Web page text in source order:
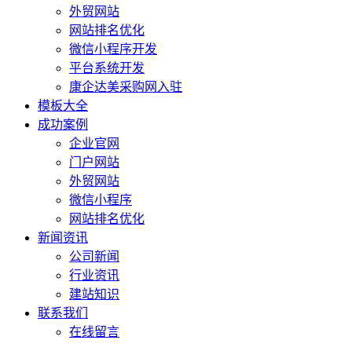
外贸网站
网站排名优化
微信小程序开发
平台系统开发
康企达美采购网入驻
模板大全
成功案例
企业官网
门户网站
外贸网站
微信小程序
网站排名优化
新闻资讯
公司新闻
行业资讯
建站知识
联系我们
在线留言